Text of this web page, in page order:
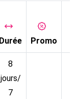
Durée Promo
8
jours/
7